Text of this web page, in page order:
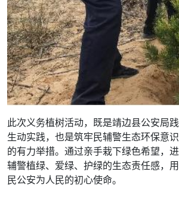
此次义务植树活动，既是靖边县公安局
生动实践，也是筑牢民辅警生态环保意
的有力举措。通过亲手栽下绿色希望，
辅警植绿、爱绿、护绿的生态责任感，
民公安为人民的初心使命。